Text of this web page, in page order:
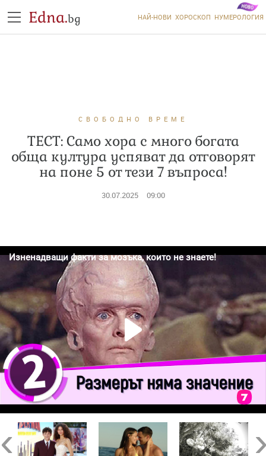
Edna.bg НАЙ-НОВИ ХОРОСКОП НУМЕРОЛОГИЯ
СВОБОДНО ВРЕМЕ
ТЕСТ: Само хора с много богата
обща култура успяват да отговорят
на поне 5 от тези 7 въпроса!
30.07.2025 09:00